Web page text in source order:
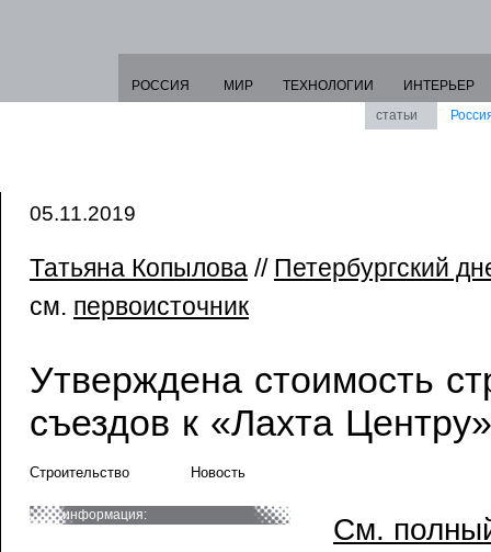
РОССИЯ МИР ТЕХНОЛОГИИ
ИНТЕРЬЕР
статьи
05.11.2019
Татьяна Копылова // Петербургский
см. первоисточник
Утверждена стоимость
съездов к «Лахта Центру»
Строительство Новость
информация:
См.